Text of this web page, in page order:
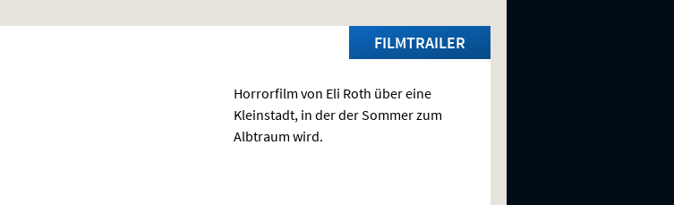
FILMTRAILER
Horrorfilm von Eli Roth über eine
Kleinstadt, in der der Sommer zum
Albtraum wird.